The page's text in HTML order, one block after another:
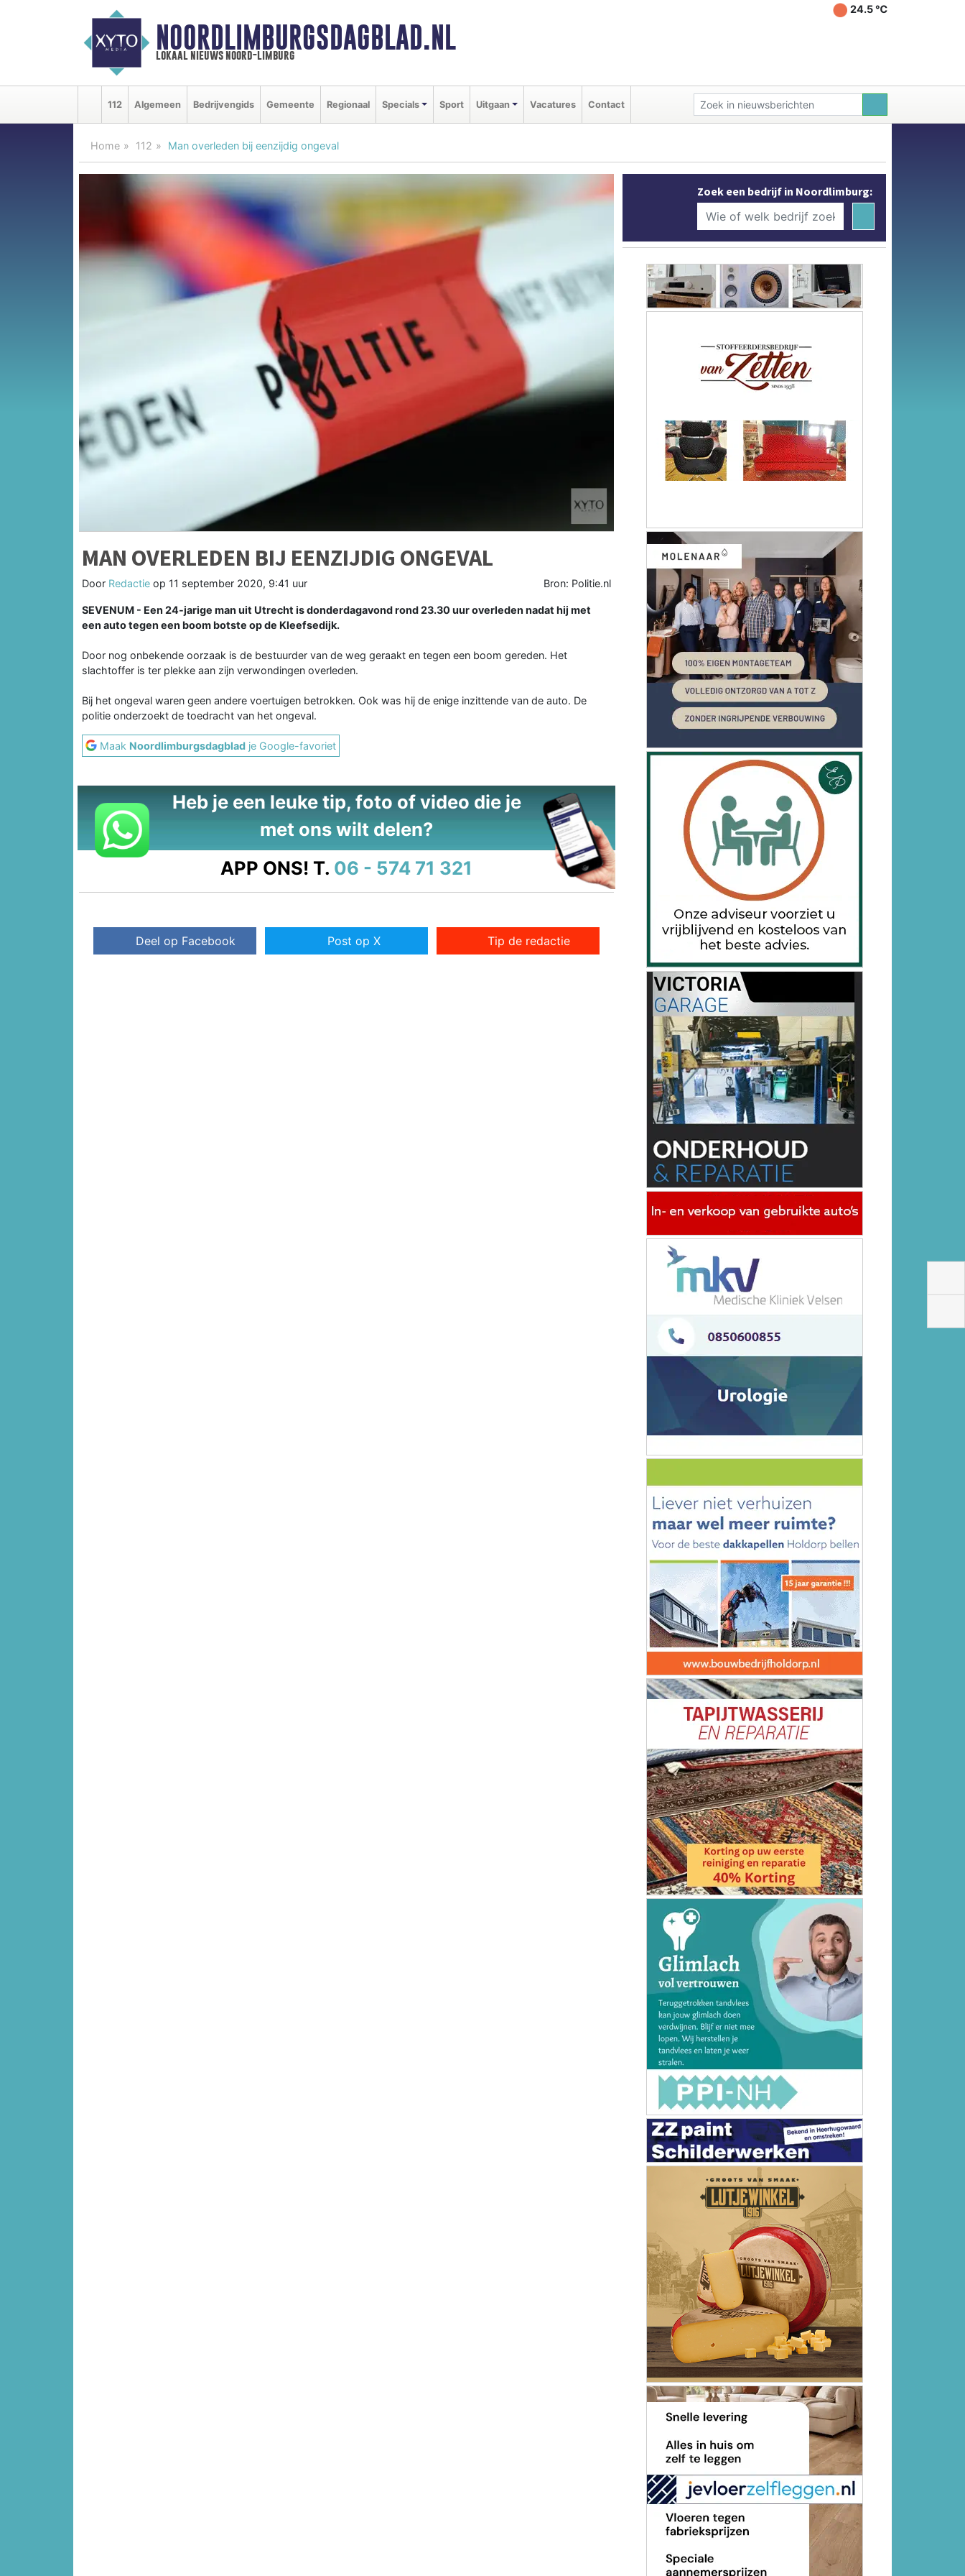
NOORDLIMBURGSDAGBLAD.NL
lokaal nieuws noord-limburg
24.5 ℃
112 Algemeen Bedrijvengids Gemeente Regionaal Specials Sport Uitgaan Vacatures Contact
Home 112 Man overleden bij eenzijdig ongeval
MAN OVERLEDEN BIJ EENZIJDIG ONGEVAL
Door Redactie op 11 september 2020, 9:41 uur Bron: Politie.nl
SEVENUM - Een 24-jarige man uit Utrecht is donderdagavond rond 23.30 uur overleden nadat hij met
een auto tegen een boom botste op de Kleefsedijk.
Door nog onbekende oorzaak is de bestuurder van de weg geraakt en tegen een boom gereden. Het
slachtoffer is ter plekke aan zijn verwondingen overleden.
Bij het ongeval waren geen andere voertuigen betrokken. Ook was hij de enige inzittende van de auto. De
politie onderzoekt de toedracht van het ongeval.
Maak Noordlimburgsdagblad je Google-favoriet
Heb je een leuke tip, foto of video die je
met ons wilt delen?
APP ONS! T. 06 - 574 71 321
Deel op Facebook Post op X Tip de redactie
Zoek een bedrijf in Noordlimburg: